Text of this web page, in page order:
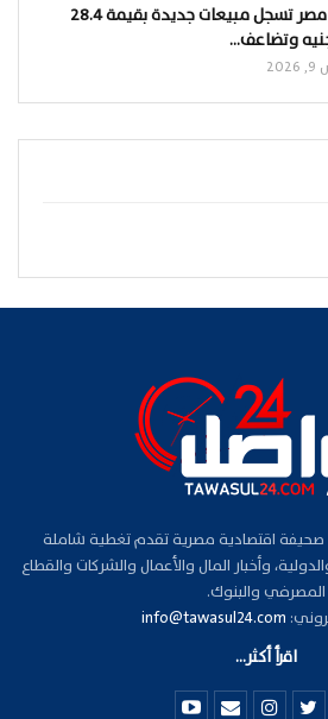
مدينة مصر تسجل مبيعات جديدة بقيمة 28.4
وتضاعف…
وموقع "تواصل24" صحيفة اقتصادية مصرية تقدم تغطية شاملة
وأخبار المال والأعمال والشركات والقطاع
المصرفي والبنوك.
info@tawasul24.com
اقرأ أكثر...